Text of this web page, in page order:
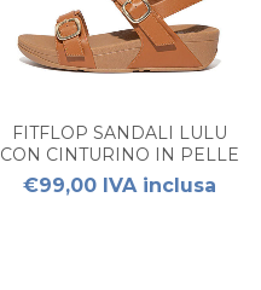
FITFLOP SANDALI LULU
CON CINTURINO IN PELLE
DONNA
€99,00 IVA inclusa